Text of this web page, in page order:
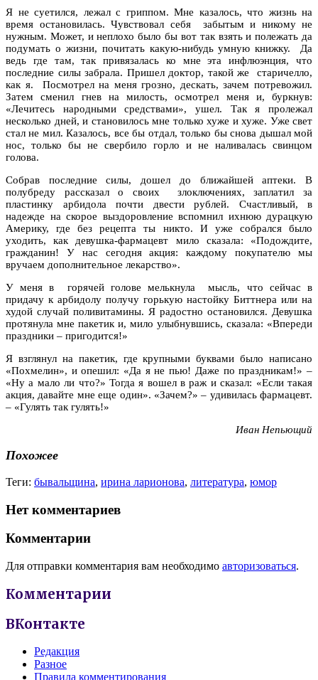
Я не суетился, лежал с гриппом. Мне казалось, что жизнь на
время остановилась. Чувствовал себя забытым и никому не
нужным. Может, и неплохо было бы вот так взять и полежать да
подумать о жизни, почитать какую-нибудь умную книжку. Да
ведь где там, так привязалась ко мне эта инфлюэнция, что
последние силы забрала. Пришел доктор, такой же старичелло,
как я. Посмотрел на меня грозно, дескать, зачем потревожил.
Затем сменил гнев на милость, осмотрел меня и, буркнув:
«Лечитесь народными средствами», ушел. Так я пролежал
несколько дней, и становилось мне только хуже и хуже. Уже свет
стал не мил. Казалось, все бы отдал, только бы снова дышал мой
нос, только бы не свербило горло и не наливалась свинцом
голова.
Собрав последние силы, дошел до ближайшей аптеки. В
полубреду рассказал о своих злоключениях, заплатил за
пластинку арбидола почти двести рублей. Счастливый, в
надежде на скорое выздоровление вспомнил ихнюю дурацкую
Америку, где без рецепта ты никто. И уже собрался было
уходить, как девушка-фармацевт мило сказала: «Подождите,
гражданин! У нас сегодня акция: каждому покупателю мы
вручаем дополнительное лекарство».
У меня в горячей голове мелькнула мысль, что сейчас в
придачу к арбидолу получу горькую настойку Биттнера или на
худой случай поливитамины. Я радостно остановился. Девушка
протянула мне пакетик и, мило улыбнувшись, сказала: «Впереди
праздники – пригодится!»
Я взглянул на пакетик, где крупными буквами было написано
«Похмелин», и опешил: «Да я не пью! Даже по праздникам!» –
«Ну а мало ли что?» Тогда я вошел в раж и сказал: «Если такая
акция, давайте мне еще один». «Зачем?» – удивилась фармацевт.
– «Гулять так гулять!»
Иван Непьющий
Похожее
Теги: бывальщина, ирина ларионова, литература, юмор
Нет комментариев
Комментарии
Для отправки комментария вам необходимо авторизоваться.
Комментарии
ВКонтакте
Редакция
Разное
Правила комментирования